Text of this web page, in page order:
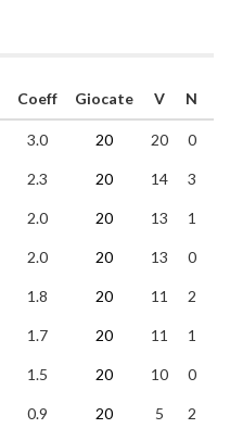
Coeff Giocate V N
3.0 20 20 0
2.3 20 14 3
2.0 20 13 1
2.0 20 13 0
1.8 20 11 2
1.7 20 11 1
1.5 20 10 0
0.9 20 5 2